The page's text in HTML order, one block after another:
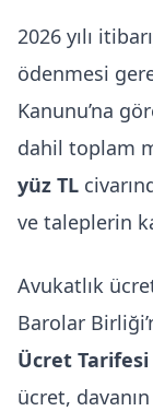
2026 yılı
ödenmesi
Kanunu’na
dahil toplam
yüz TL
ve taleplerin
Avukatlık
Barolar
Ücret Tarifesi
ücret,